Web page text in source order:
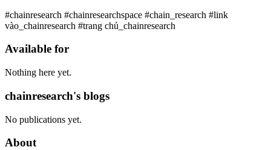
#chainresearch #chainresearchspace #chain_research #link
vào_chainresearch #trang chủ_chainresearch
Available for
Nothing here yet.
chainresearch's blogs
No publications yet.
About